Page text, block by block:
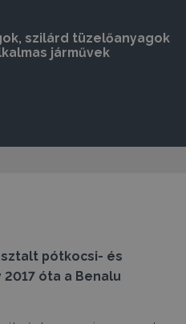
szilárd tüzelőanyagok
járművek
pótkocsi- és
óta a Benalu